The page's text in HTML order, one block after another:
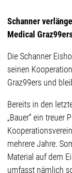
Schanner
Medical
Die Schanner
seinen
Graz99ers und
Bereits in den
„Bauer“ ein treuer
mehrere Jahre.
Material auf dem
umfasst nämlich